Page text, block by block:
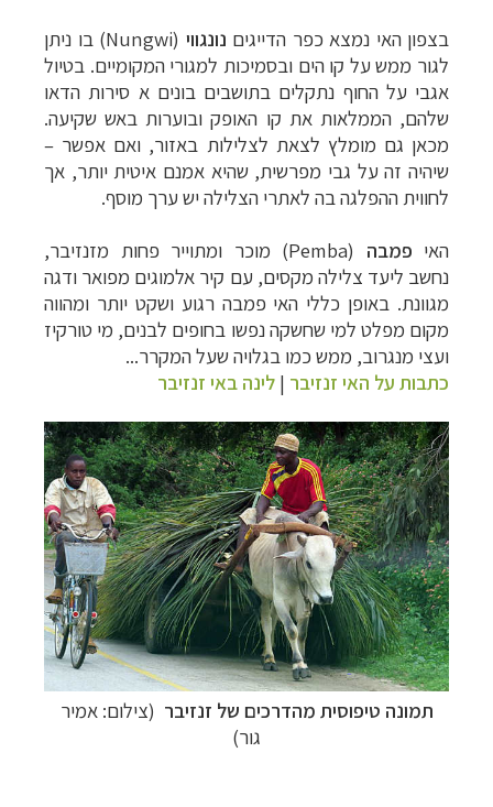
בצפון האי נמצא כפר הדייגים נונגווי (
Nungwi) בו ניתן
לגור ממש על קו הים ובסמיכות למגורי המקומיים. בטיול
אגבי על החוף נתקלים בתושבים בונים א סירות הדאו
שלהם, הממלאות את קו האופק ובוערות באש שקיעה.
מכאן גם מומלץ לצאת לצלילות באזור, ואם אפשר –
שיהיה זה על גבי מפרשית, שהיא אמנם איטית יותר, אך
לחווית ההפלגה בה לאתרי הצלילה יש ערך מוסף.
האי פמבה
(Pemba) מוכר ומתוייר פחות מזנזיבר,
נחשב ליעד צלילה מקסים, עם קיר אלמוגים מפואר ודגה
מגוונת. באופן כללי האי פמבה רגוע ושקט יותר ומהווה
מקום מפלט למי שחשקה נפשו בחופים לבנים, מי טורקיז
ועצי מנגרוב, ממש כמו בגלויה שעל המקרר...
כתבות על האי זנזיבר | לינה באי זנזיבר
תמונה טיפוסית מהדרכים של זנזיבר (צילום: אמיר
גור)